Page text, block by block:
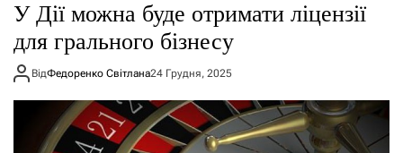
У Дії можна буде отримати ліцензії
для грального бізнесу
ВідФедоренко Світлана24 Грудня, 2025